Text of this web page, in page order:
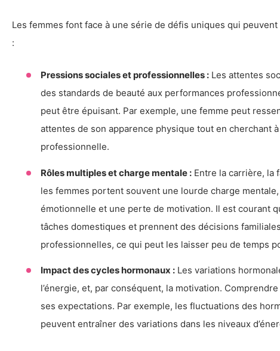
Les femmes font face à une série de défis uniques qui
:
Pressions sociales et professionnelles : Les attentes
des standards de beauté aux performances
peut être épuisant. Par exemple, une femme peut
attentes de son apparence physique tout en cherchant
professionnelle.
Rôles multiples et charge mentale : Entre la carrière, la
les femmes portent souvent une lourde charge
émotionnelle et une perte de motivation. Il est courant
tâches domestiques et prennent des décisions
professionnelles, ce qui peut les laisser peu de temps
Impact des cycles hormonaux : Les variations
l’énergie, et, par conséquent, la motivation.
ses expectations. Par exemple, les fluctuations des
peuvent entraîner des variations dans les niveaux